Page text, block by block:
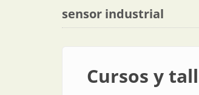
sensor industrial
Cursos y